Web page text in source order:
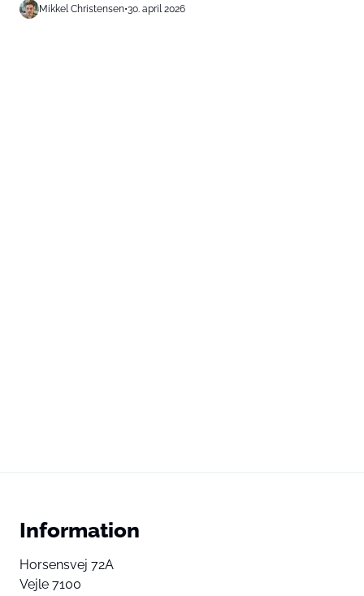
Mikkel Christensen•30. april 2026
Information
Horsensvej 72A
Vejle 7100